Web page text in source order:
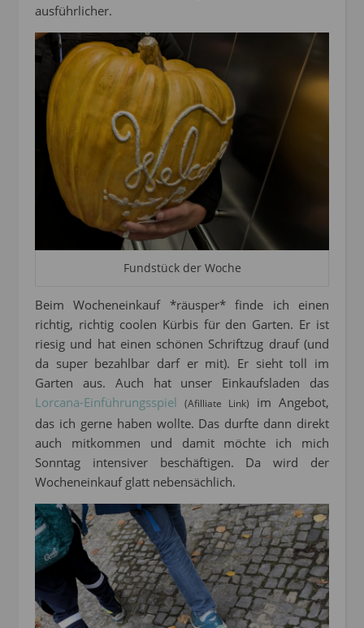
ausführlicher.
Fundstück der Woche
Beim Wocheneinkauf *räusper* finde ich einen
richtig, richtig coolen Kürbis für den Garten. Er ist
riesig und hat einen schönen Schriftzug drauf (und
da super bezahlbar darf er mit). Er sieht toll im
Garten aus. Auch hat unser Einkaufsladen das
Lorcana-Einführungsspiel (Afilliate Link)
im Angebot,
das ich gerne haben wollte. Das durfte dann direkt
auch mitkommen und damit möchte ich mich
Sonntag intensiver beschäftigen. Da wird der
Wocheneinkauf glatt nebensächlich.